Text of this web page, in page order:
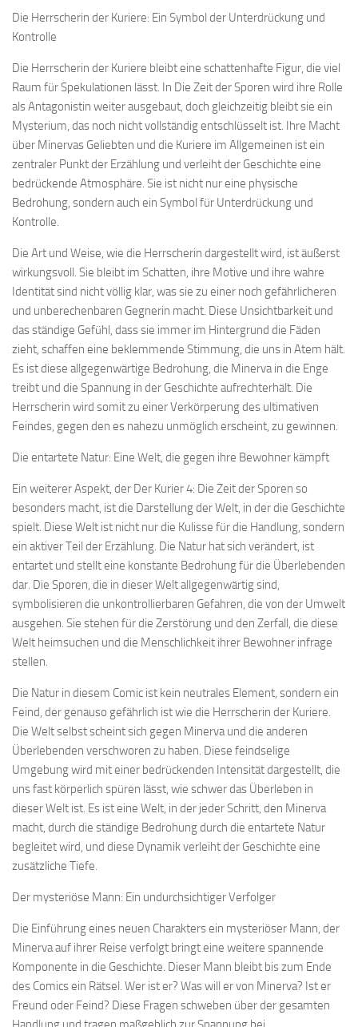
Die Herrscherin der Kuriere: Ein Symbol der Unterdrückung und
Kontrolle
Die Herrscherin der Kuriere bleibt eine schattenhafte Figur, die viel
Raum für Spekulationen lässt. In Die Zeit der Sporen wird ihre Rolle
als Antagonistin weiter ausgebaut, doch gleichzeitig bleibt sie ein
Mysterium, das noch nicht vollständig entschlüsselt ist. Ihre Macht
über Minervas Geliebten und die Kuriere im Allgemeinen ist ein
zentraler Punkt der Erzählung und verleiht der Geschichte eine
bedrückende Atmosphäre. Sie ist nicht nur eine physische
Bedrohung, sondern auch ein Symbol für Unterdrückung und
Kontrolle.
Die Art und Weise, wie die Herrscherin dargestellt wird, ist äußerst
wirkungsvoll. Sie bleibt im Schatten, ihre Motive und ihre wahre
Identität sind nicht völlig klar, was sie zu einer noch gefährlicheren
und unberechenbaren Gegnerin macht. Diese Unsichtbarkeit und
das ständige Gefühl, dass sie immer im Hintergrund die Fäden
zieht, schaffen eine beklemmende Stimmung, die uns in Atem hält.
Es ist diese allgegenwärtige Bedrohung, die Minerva in die Enge
treibt und die Spannung in der Geschichte aufrechterhält. Die
Herrscherin wird somit zu einer Verkörperung des ultimativen
Feindes, gegen den es nahezu unmöglich erscheint, zu gewinnen.
Die entartete Natur: Eine Welt, die gegen ihre Bewohner kämpft
Ein weiterer Aspekt, der Der Kurier 4: Die Zeit der Sporen so
besonders macht, ist die Darstellung der Welt, in der die Geschichte
spielt. Diese Welt ist nicht nur die Kulisse für die Handlung, sondern
ein aktiver Teil der Erzählung. Die Natur hat sich verändert, ist
entartet und stellt eine konstante Bedrohung für die Überlebenden
dar. Die Sporen, die in dieser Welt allgegenwärtig sind,
symbolisieren die unkontrollierbaren Gefahren, die von der Umwelt
ausgehen. Sie stehen für die Zerstörung und den Zerfall, die diese
Welt heimsuchen und die Menschlichkeit ihrer Bewohner infrage
stellen.
Die Natur in diesem Comic ist kein neutrales Element, sondern ein
Feind, der genauso gefährlich ist wie die Herrscherin der Kuriere.
Die Welt selbst scheint sich gegen Minerva und die anderen
Überlebenden verschworen zu haben. Diese feindselige
Umgebung wird mit einer bedrückenden Intensität dargestellt, die
uns fast körperlich spüren lässt, wie schwer das Überleben in
dieser Welt ist. Es ist eine Welt, in der jeder Schritt, den Minerva
macht, durch die ständige Bedrohung durch die entartete Natur
begleitet wird, und diese Dynamik verleiht der Geschichte eine
zusätzliche Tiefe.
Der mysteriöse Mann: Ein undurchsichtiger Verfolger
Die Einführung eines neuen Charakters ein mysteriöser Mann, der
Minerva auf ihrer Reise verfolgt bringt eine weitere spannende
Komponente in die Geschichte. Dieser Mann bleibt bis zum Ende
des Comics ein Rätsel. Wer ist er? Was will er von Minerva? Ist er
Freund oder Feind? Diese Fragen schweben über der gesamten